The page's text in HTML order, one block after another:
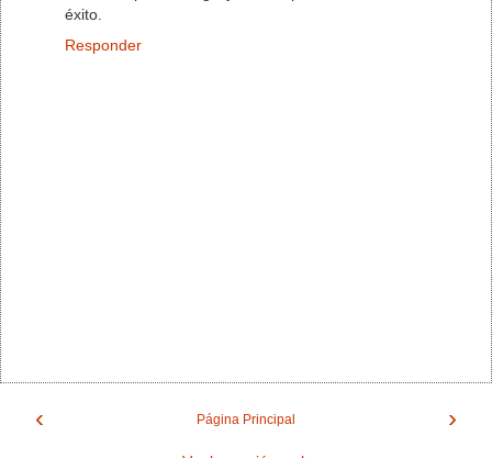
éxito.
Responder
‹ ›
Página Principal